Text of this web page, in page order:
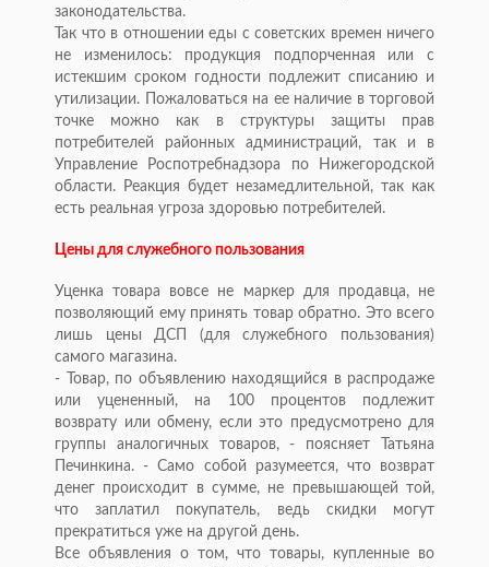
законодательства.
Так что в отношении еды с советских времен ничего
не изменилось: продукция подпорченная или с
истекшим сроком годности подлежит списанию и
утилизации. Пожаловаться на ее наличие в торговой
точке можно как в структуры защиты прав
потребителей районных администраций, так и в
Управление Роспотребнадзора по Нижегородской
области. Реакция будет незамедлительной, так как
есть реальная угроза здоровью потребителей.
Цены для служебного пользования
Уценка товара вовсе не маркер для продавца, не
позволяющий ему принять товар обратно. Это всего
лишь цены ДСП (для служебного пользования)
самого магазина.
- Товар, по объявлению находящийся в распродаже
или уцененный, на 100 процентов подлежит
возврату или обмену, если это предусмотрено для
группы аналогичных товаров, - поясняет Татьяна
Печинкина. - Само собой разумеется, что возврат
денег происходит в сумме, не превышающей той,
что заплатил покупатель, ведь скидки могут
прекратиться уже на другой день.
Все объявления о том, что товары, купленные во